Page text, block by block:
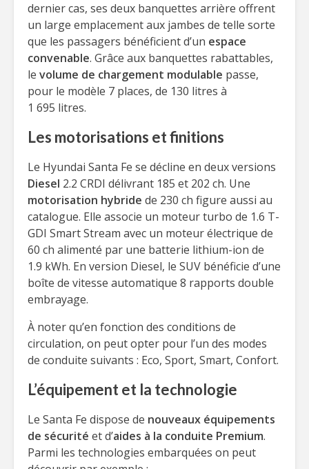
dernier cas, ses deux banquettes arrière offrent
un large emplacement aux jambes de telle sorte
que les passagers bénéficient d’un espace
convenable. Grâce aux banquettes rabattables,
le volume de chargement modulable passe,
pour le modèle 7 places, de 130 litres à
1 695 litres.
Les motorisations et finitions
Le Hyundai Santa Fe se décline en deux versions
Diesel 2.2 CRDI délivrant 185 et 202 ch. Une
motorisation hybride de 230 ch figure aussi au
catalogue. Elle associe un moteur turbo de 1.6 T-
GDI Smart Stream avec un moteur électrique de
60 ch alimenté par une batterie lithium-ion de
1.9 kWh. En version Diesel, le SUV bénéficie d’une
boîte de vitesse automatique 8 rapports double
embrayage.
À noter qu’en fonction des conditions de
circulation, on peut opter pour l’un des modes
de conduite suivants : Eco, Sport, Smart, Confort.
L’équipement et la technologie
Le Santa Fe dispose de nouveaux équipements
de sécurité et d’aides à la conduite Premium.
Parmi les technologies embarquées on peut